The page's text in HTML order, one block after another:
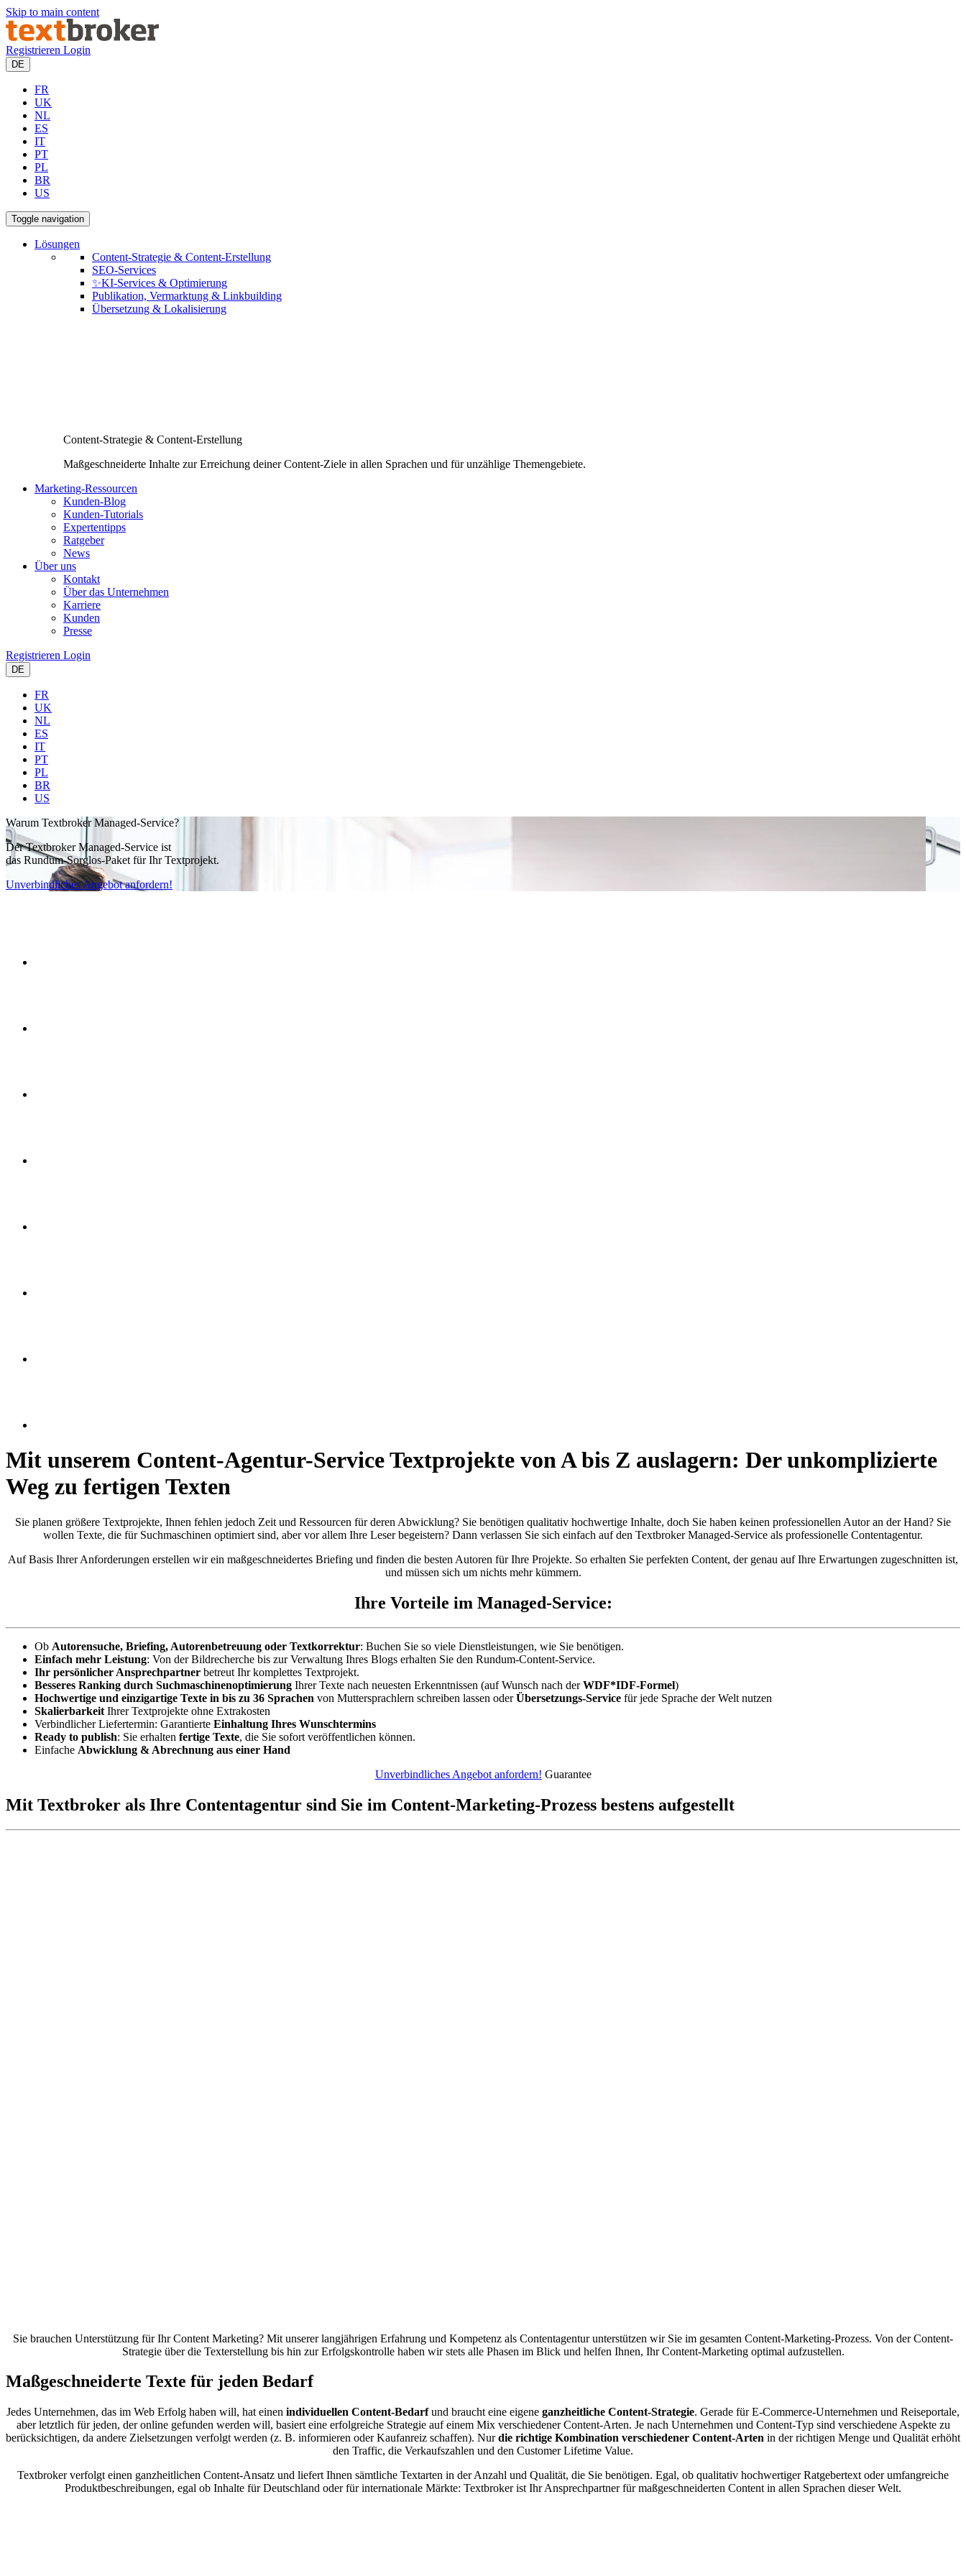
Skip to main content
Registrieren Login
DE
FR
UK
NL
ES
IT
PT
PL
BR
US
Toggle navigation
Lösungen
Content-Strategie & Content-Erstellung
SEO-Services
✨KI-Services & Optimierung
Publikation, Vermarktung & Linkbuilding
Übersetzung & Lokalisierung
Content-Strategie & Content-Erstellung
Maßgeschneiderte Inhalte zur Erreichung deiner Content-Ziele in allen Sprachen und für unzählige Themengebiete.
Marketing-Ressourcen
Kunden-Blog
Kunden-Tutorials
Expertentipps
Ratgeber
News
Über uns
Kontakt
Über das Unternehmen
Karriere
Kunden
Presse
Registrieren Login
DE
FR
UK
NL
ES
IT
PT
PL
BR
US
Warum Textbroker Managed-Service?
Der Textbroker Managed-Service ist
das Rundum-Sorglos-Paket für Ihr Textprojekt.
Unverbindliches Angebot anfordern!
Mit unserem Content-Agentur-Service Textprojekte von A bis Z auslagern: Der unkomplizierte
Weg zu fertigen Texten
Sie planen größere Textprojekte, Ihnen fehlen jedoch Zeit und Ressourcen für deren Abwicklung? Sie benötigen qualitativ hochwertige Inhalte, doch Sie haben keinen professionellen Autor an der Hand? Sie
wollen Texte, die für Suchmaschinen optimiert sind, aber vor allem Ihre Leser begeistern? Dann verlassen Sie sich einfach auf den Textbroker Managed-Service als professionelle Contentagentur.
Auf Basis Ihrer Anforderungen erstellen wir ein maßgeschneidertes Briefing und finden die besten Autoren für Ihre Projekte. So erhalten Sie perfekten Content, der genau auf Ihre Erwartungen zugeschnitten ist,
und müssen sich um nichts mehr kümmern.
Ihre Vorteile im Managed-Service:
Ob Autorensuche, Briefing, Autorenbetreuung oder Textkorrektur: Buchen Sie so viele Dienstleistungen, wie Sie benötigen.
Einfach mehr Leistung: Von der Bildrecherche bis zur Verwaltung Ihres Blogs erhalten Sie den Rundum-Content-Service.
Ihr persönlicher Ansprechpartner betreut Ihr komplettes Textprojekt.
Besseres Ranking durch Suchmaschinenoptimierung Ihrer Texte nach neuesten Erkenntnissen (auf Wunsch nach derWDF*IDF-Formel)
Hochwertige und einzigartige Texte in bis zu 36 Sprachen von Muttersprachlern schreiben lassen oderÜbersetzungs-Service für jede Sprache der Welt nutzen
Skalierbarkeit Ihrer Textprojekte ohne Extrakosten
Verbindlicher Liefertermin: Garantierte Einhaltung Ihres Wunschtermins
Ready to publish: Sie erhalten fertige Texte, die Sie sofort veröffentlichen können.
Einfache Abwicklung & Abrechnung aus einer Hand
Unverbindliches Angebot anfordern! Guarantee
Mit Textbroker als Ihre Contentagentur sind Sie im Content-Marketing-Prozess bestens aufgestellt
Sie brauchen Unterstützung für Ihr Content Marketing? Mit unserer langjährigen Erfahrung und Kompetenz als Contentagentur unterstützen wir Sie im gesamten Content-Marketing-Prozess. Von der Content-
Strategie über die Texterstellung bis hin zur Erfolgskontrolle haben wir stets alle Phasen im Blick und helfen Ihnen, Ihr Content-Marketing optimal aufzustellen.
Maßgeschneiderte Texte für jeden Bedarf
Jedes Unternehmen, das im Web Erfolg haben will, hat einen individuellen Content-Bedarfund braucht eine eigene ganzheitliche Content-Strategie. Gerade für E-Commerce-Unternehmen und Reiseportale,
aber letztlich für jeden, der online gefunden werden will, basiert eine erfolgreiche Strategie auf einem Mix verschiedener Content-Arten. Je nach Unternehmen und Content-Typ sind verschiedene Aspekte zu
berücksichtigen, da andere Zielsetzungen verfolgt werden (z. B. informieren oder Kaufanreiz schaffen). Nurdie richtige Kombination verschiedener Content-Arten in der richtigen Menge und Qualität erhöht
den Traffic, die Verkaufszahlen und den Customer Lifetime Value.
Textbroker verfolgt einen ganzheitlichen Content-Ansatz und liefert Ihnen sämtliche Textarten in der Anzahl und Qualität, die Sie benötigen. Egal, ob qualitativ hochwertiger Ratgebertext oder umfangreiche
Produktbeschreibungen, egal ob Inhalte für Deutschland oder für internationale Märkte: Textbroker ist Ihr Ansprechpartner für maßgeschneiderten Content in allen Sprachen dieser Welt.